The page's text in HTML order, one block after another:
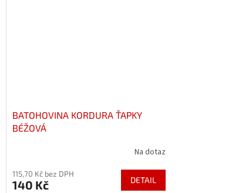
BATOHOVINA KORDURA ŤAPKY
BÉŽOVÁ
Na dotaz
115,70 Kč bez DPH
140 Kč DETAIL